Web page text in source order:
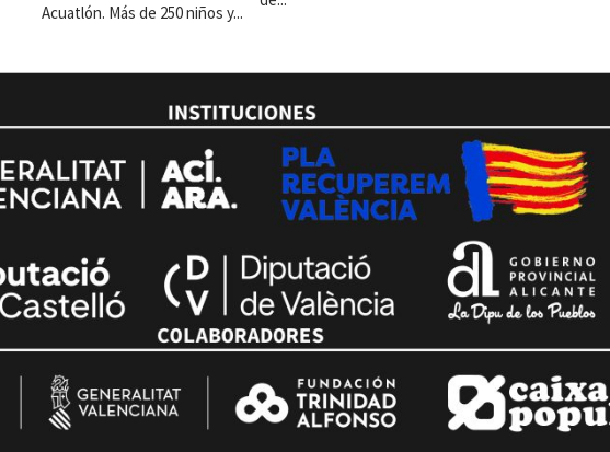
Acuatlón. Más de 250 niños y...